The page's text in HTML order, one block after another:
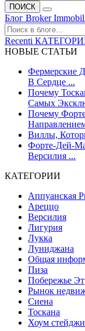
ПОИСК
Блог Broker
Recenti
НОВЫЕ СТАТЬИ
Фермерские
В Сердце ...
Почему
Самых
Почему
Виллы,
Форте-Дей-
Версилия ...
КАТЕГОРИИ
Аппуанская
Ареццо
Версилия
Лигурия
Лукка
Луниджана
Общая
Пиза
Побережье
Рынок
Сиена
Тоскана
Хоум